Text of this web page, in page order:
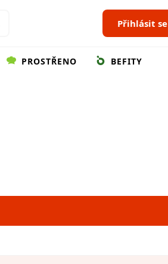
Přihlásit se
PROSTŘENO BEFITY